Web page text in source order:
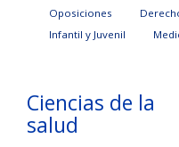
Oposiciones
Infantil y Juvenil
Ciencias de la
salud